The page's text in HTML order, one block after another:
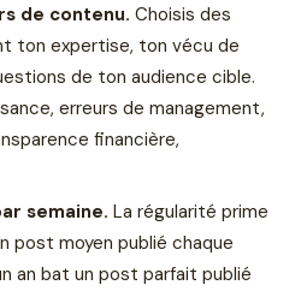
de contenu. Choisis des
ton expertise, ton vécu de
de ton audience cible.
erreurs de management,
financière,
semaine. La régularité prime
post moyen publié chaque
an bat un post parfait publié